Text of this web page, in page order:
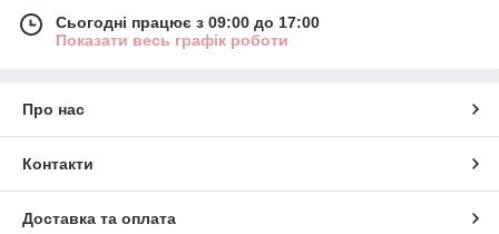
Сьогодні працює з 09:00 до 17:00
Показати весь графік роботи
Про нас
Контакти
Доставка та оплата